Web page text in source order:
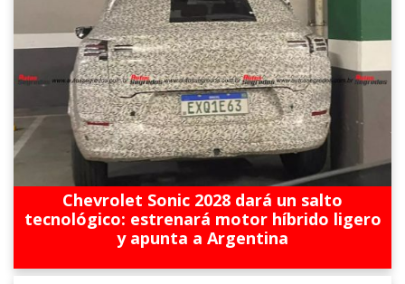
Chevrolet Sonic 2028 dará un salto
tecnológico: estrenará motor híbrido ligero
y apunta a Argentina